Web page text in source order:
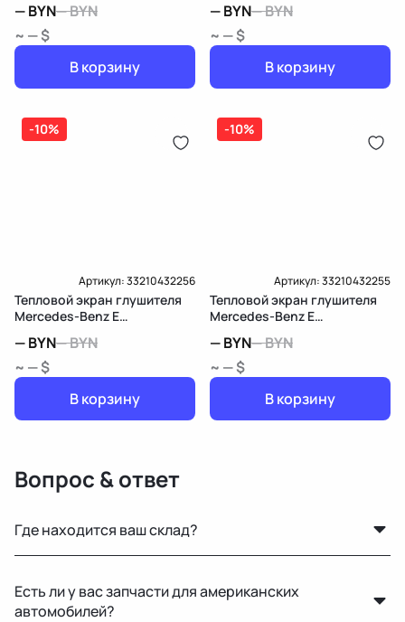
—BYN—BYN
~ — $
В корзину
—BYN—BYN
~ — $
В корзину
-10%
Артикул:33210432256
Тепловой экран глушителя
Mercedes-Benz E
—BYN—BYN
~ — $
В корзину
-10%
Артикул:33210432255
Тепловой экран глушителя
Mercedes-Benz E
—BYN—BYN
~ — $
В корзину
Вопрос & ответ
Где находится ваш склад?
есть склад в России для ускоренной доставки по РФ.
Есть ли у вас запчасти для американских
автомобилей?